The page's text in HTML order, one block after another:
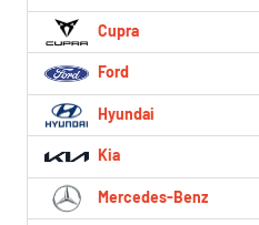
Cupra
Ford
Hyundai
Kia
Mercedes-Benz